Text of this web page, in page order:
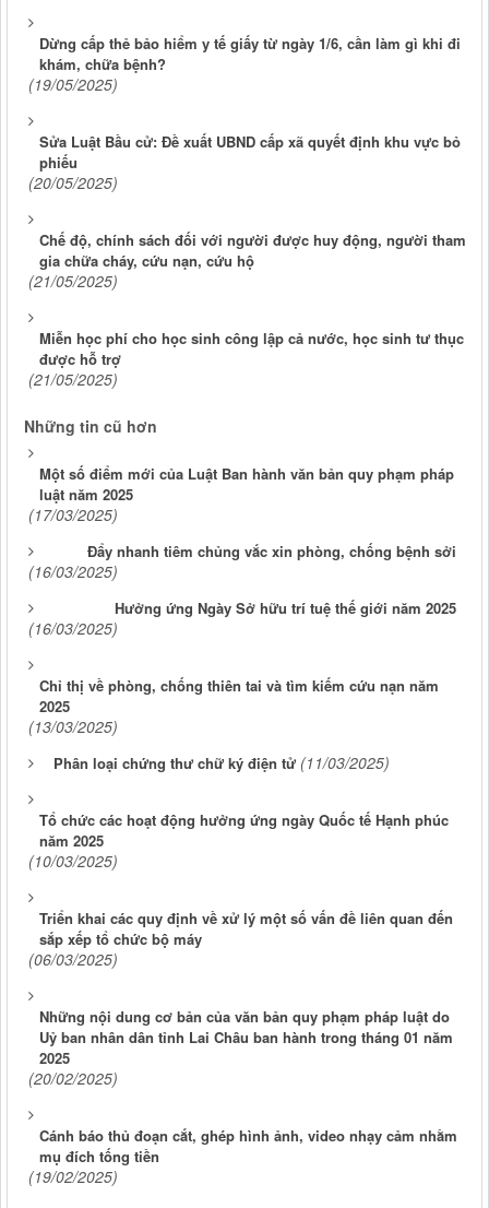
Dừng cấp thẻ bảo hiểm y tế giấy từ ngày 1/6, cần làm gì khi đi
khám, chữa bệnh?
(19/05/2025)
Sửa Luật Bầu cử: Đề xuất UBND cấp xã quyết định khu vực bỏ
phiếu
(20/05/2025)
Chế độ, chính sách đối với người được huy động, người tham
gia chữa cháy, cứu nạn, cứu hộ
(21/05/2025)
Miễn học phí cho học sinh công lập cả nước, học sinh tư thục
được hỗ trợ
(21/05/2025)
Những tin cũ hơn
Một số điểm mới của Luật Ban hành văn bản quy phạm pháp
luật năm 2025
(17/03/2025)
Đẩy nhanh tiêm chủng vắc xin phòng, chống bệnh sởi
(16/03/2025)
Hưởng ứng Ngày Sở hữu trí tuệ thế giới năm 2025
(16/03/2025)
Chỉ thị về phòng, chống thiên tai và tìm kiếm cứu nạn năm
2025
(13/03/2025)
Phân loại chứng thư chữ ký điện tử (11/03/2025)
Tổ chức các hoạt động hưởng ứng ngày Quốc tế Hạnh phúc
năm 2025
(10/03/2025)
Triển khai các quy định về xử lý một số vấn đề liên quan đến
sắp xếp tổ chức bộ máy
(06/03/2025)
Những nội dung cơ bản của văn bản quy phạm pháp luật do
Uỷ ban nhân dân tỉnh Lai Châu ban hành trong tháng 01 năm
2025
(20/02/2025)
Cánh báo thủ đoạn cắt, ghép hình ảnh, video nhạy cảm nhằm
mụ đích tống tiền
(19/02/2025)